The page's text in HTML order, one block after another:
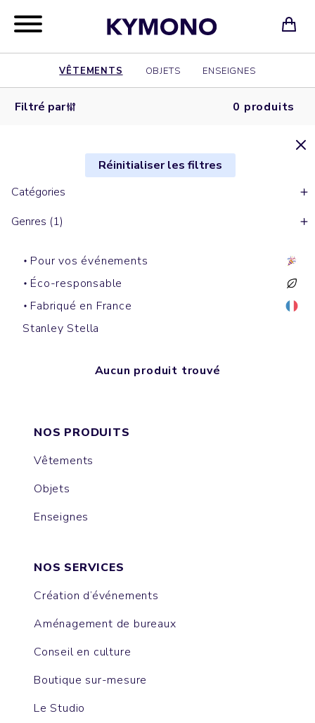
VÊTEMENTS OBJETS ENSEIGNES
Filtré par 0 produits
Réinitialiser les filtres
Catégories
Genres (1)
Pour vos événements
Éco-responsable
Fabriqué en France
Stanley Stella
Aucun produit trouvé
NOS PRODUITS
Vêtements
Objets
Enseignes
NOS SERVICES
Création d’événements
Aménagement de bureaux
Conseil en culture
Boutique sur-mesure
Le Studio